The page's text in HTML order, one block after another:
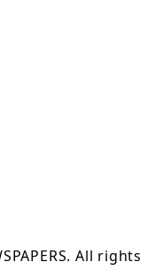
All rights